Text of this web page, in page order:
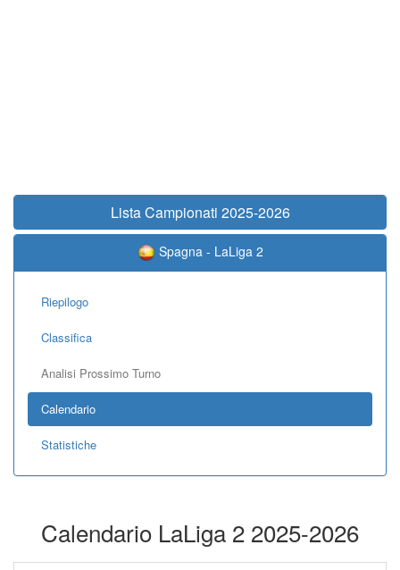
Lista Campionati 2025-2026
Spagna - LaLiga 2
Riepilogo
Classifica
Analisi Prossimo Turno
Calendario
Statistiche
Calendario LaLiga 2 2025-2026